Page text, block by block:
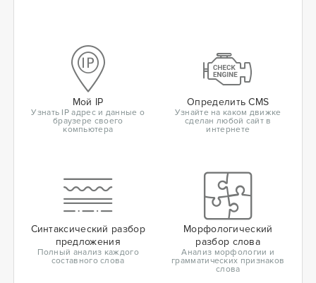
Мой IP
Узнать IP адрес и данные о
браузере своего
компьютера
Определить CMS
Узнайте на каком движке
сделан любой сайт в
интернете
Синтаксический разбор
предложения
Полный анализ каждого
составного слова
Морфологический
разбор слова
Анализ морфологии и
грамматических признаков
слова